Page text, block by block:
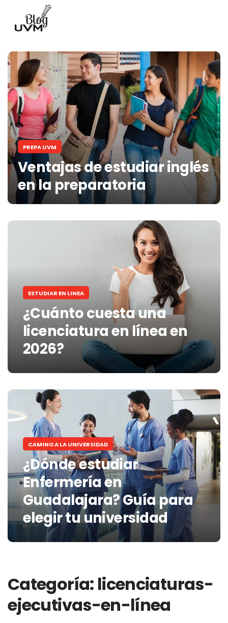
PREPA UVM
Ventajas de estudiar inglés
en la preparatoria
ESTUDIAR EN LINEA
¿Cuánto cuesta una
licenciatura en línea en
2026?
CAMINO A LA UNIVERSIDAD
¿Dónde estudiar
Enfermería en
Guadalajara? Guía para
elegir tu universidad
Categoría: licenciaturas-
ejecutivas-en-línea